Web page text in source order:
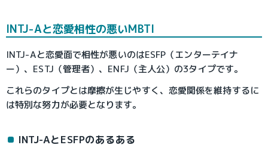
INTJ-Aと恋愛相性の悪いMBTI
INTJ-Aと恋愛面で相性が悪いのはESFP（エンターテイナ
ー）、ESTJ（管理者）、ENFJ（主人公）の3タイプです。
これらのタイプとは摩擦が生じやすく、恋愛関係を維持するに
は特別な努力が必要となります。
INTJ-AとESFPのあるある